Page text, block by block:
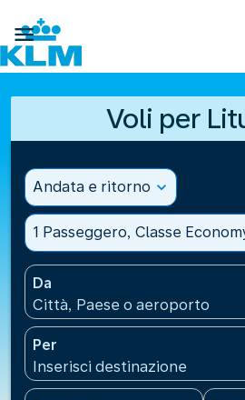

Voli per
Andata e ritorno expand_more
1 Passeggero, Classe
Da
Città, Paese o aeroporto
Per
Inserisci destinazione